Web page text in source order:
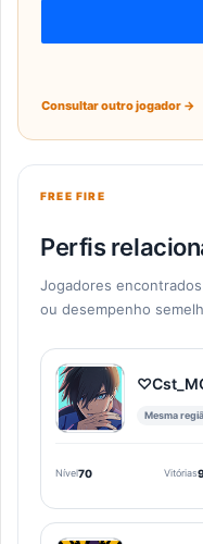
Consultar outro jogador →
FREE FIRE
Perfis
Jogadores
ou desempenho
Mesma
Nível70 Vitórias